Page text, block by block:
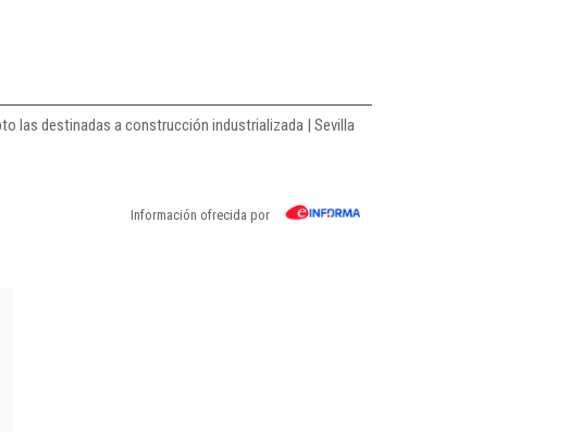
las destinadas a construcción industrializada | Sevilla
Información ofrecida por